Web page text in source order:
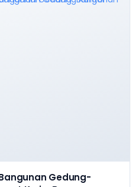
Gedung-